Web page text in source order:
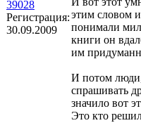
39028
Регистрация:
30.09.2009
этим словом
понимали
книги он
им
И потом
спрашивать
значило вот
Это кто